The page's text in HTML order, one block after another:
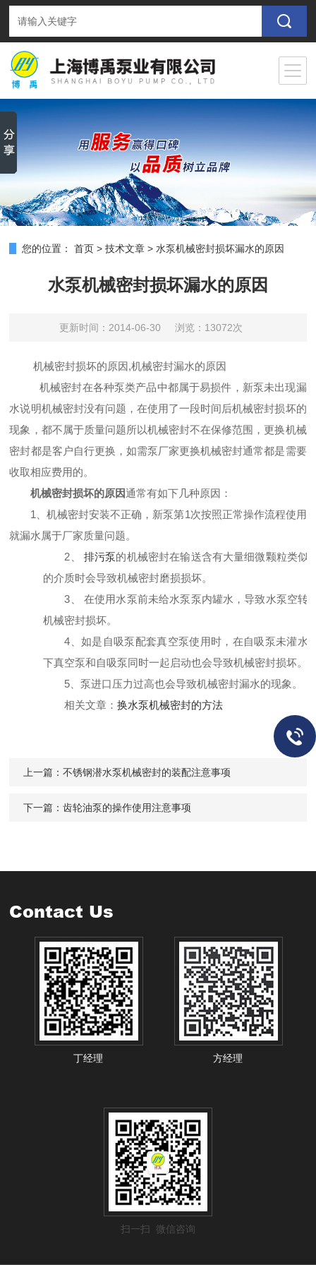
您的位置： 首页 >技术文章 >水泵机械密封损坏漏水的原因
水泵机械密封损坏漏水的原因
更新时间：2014-06-30 浏览：13072次
机械密封损坏的原因,机械密封漏水的原因
机械密封在各种泵类产品中都属于易损件，新泵未出现漏
水说明机械密封没有问题，在使用了一段时间后机械密封损坏的
现象，都不属于质量问题所以机械密封不在保修范围，更换机械
密封都是客户自行更换，如需泵厂家更换机械密封通常都是需要
收取相应费用的。
机械密封损坏的原因通常有如下几种原因：
1、机械密封安装不正确，新泵第1次按照正常操作流程使用
就漏水属于厂家质量问题。
2、 排污泵的机械密封在输送含有大量细微颗粒类似
的介质时会导致机械密封磨损损坏。
3、 在使用水泵前未给水泵泵内罐水，导致水泵空转
机械密封损坏。
4、如是自吸泵配套真空泵使用时， 在自吸泵未灌水
下真空泵和自吸泵同时一起启动也会导致机械密封损坏。
5、泵进口压力过高也会导致机械密封漏水的现象。
相关文章：换水泵机械密封的方法
上一篇：不锈钢潜水泵机械密封的装配注意事项
下一篇：齿轮油泵的操作使用注意事项
Contact Us
丁经理 方经理
扫一扫 微信咨询